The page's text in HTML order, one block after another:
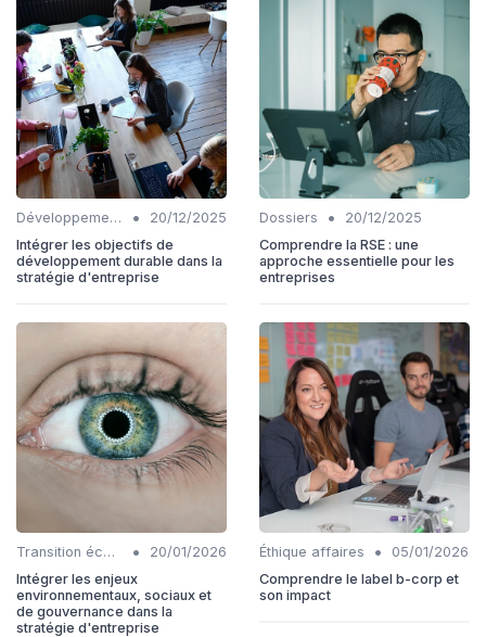
Développement Durable •
20/12/2025
Intégrer les objectifs de
développement durable dans la
stratégie d'entreprise
Dossiers •
20/12/2025
Comprendre la RSE : une
approche essentielle pour les
entreprises
Transition écologique •
20/01/2026
Intégrer les enjeux
environnementaux, sociaux et
de gouvernance dans la
stratégie d'entreprise
Éthique affaires •
05/01/2026
Comprendre le label b-corp et
son impact